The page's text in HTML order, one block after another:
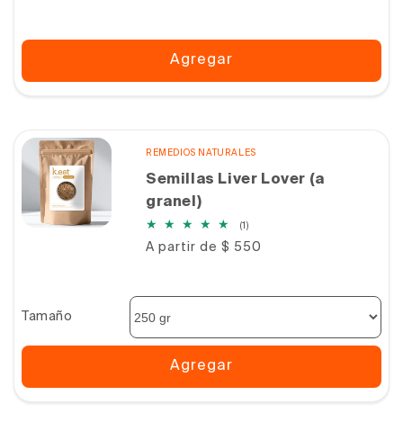
Agregar
REMEDIOS NATURALES
Semillas Liver Lover (a
granel)
(1)1
totales
Precio
A partir de $ 550
Tamaño
Agregar